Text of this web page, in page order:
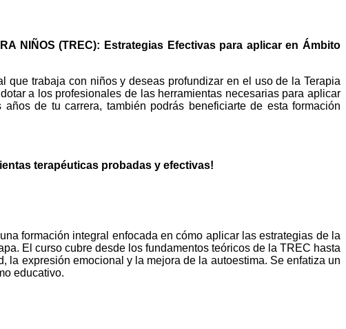
NIÑOS (TREC): Estrategias Efectivas para aplicar en Ámbito
trabaja con niños y deseas profundizar en el uso de la Terapia
a los profesionales de las herramientas necesarias para aplicar
de tu carrera, también podrás beneficiarte de esta formación
terapéuticas probadas y efectivas!
formación integral enfocada en cómo aplicar las estrategias de la
El curso cubre desde los fundamentos teóricos de la TREC hasta
expresión emocional y la mejora de la autoestima. Se enfatiza un
educativo.